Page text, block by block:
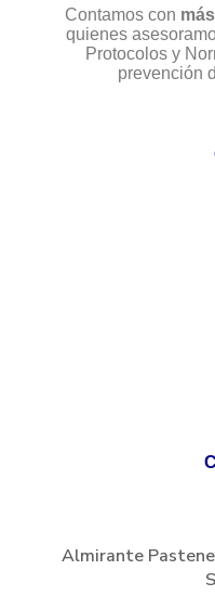
Contamos con
quienes
Protocolos y
prevención
Almirante